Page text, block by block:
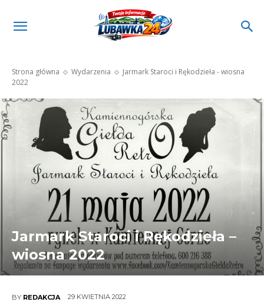
Strona główna Wydarzenia
Jarmark Staroci i Rękodzieła - wiosna
2022
Jarmark Staroci i Rękodzieła –
wiosna 2022
BY REDAKCJA 29 KWIETNIA 2022